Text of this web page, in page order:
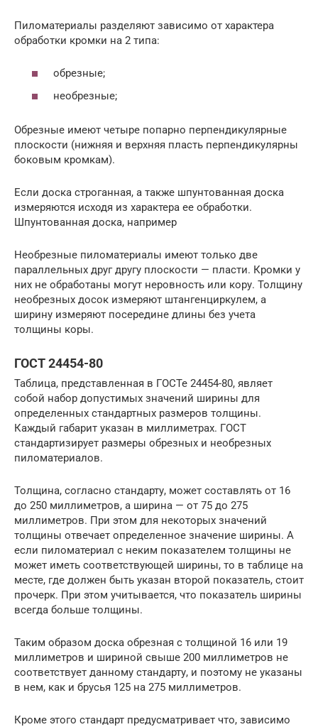
Пиломатериалы разделяют зависимо от характера
обработки кромки на 2 типа:
обрезные;
необрезные;
Обрезные имеют четыре попарно перпендикулярные
плоскости (нижняя и верхняя пласть перпендикулярны
боковым кромкам).
Если доска строганная, а также шпунтованная доска
измеряются исходя из характера ее обработки.
Шпунтованная доска, например
Необрезные пиломатериалы имеют только две
параллельных друг другу плоскости — пласти. Кромки у
них не обработаны могут неровность или кору. Толщину
необрезных досок измеряют штангенциркулем, а
ширину измеряют посередине длины без учета
толщины коры.
ГОСТ 24454-80
Таблица, представленная в ГОСТе 24454-80, являет
собой набор допустимых значений ширины для
определенных стандартных размеров толщины.
Каждый габарит указан в миллиметрах. ГОСТ
стандартизирует размеры обрезных и необрезных
пиломатериалов.
Толщина, согласно стандарту, может составлять от 16
до 250 миллиметров, а ширина — от 75 до 275
миллиметров. При этом для некоторых значений
толщины отвечает определенное значение ширины. А
если пиломатериал с неким показателем толщины не
может иметь соответствующей ширины, то в таблице на
месте, где должен быть указан второй показатель, стоит
прочерк. При этом учитывается, что показатель ширины
всегда больше толщины.
Таким образом доска обрезная с толщиной 16 или 19
миллиметров и шириной свыше 200 миллиметров не
соответствует данному стандарту, и поэтому не указаны
в нем, как и брусья 125 на 275 миллиметров.
Кроме этого стандарт предусматривает что, зависимо